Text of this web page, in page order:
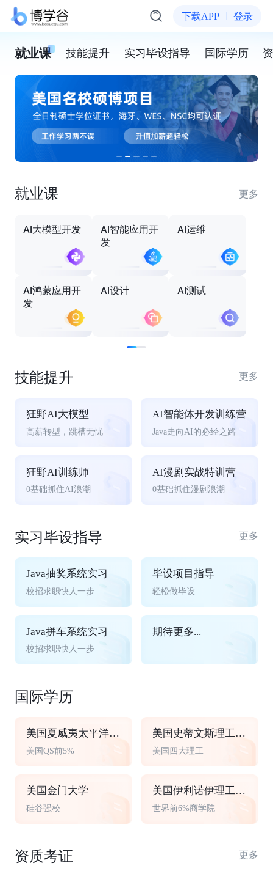
下载APP 登录
就业课 技能提升 实习毕设指导 国际学历
就业课 更多
AI大模型开发
AI智能应用开
发
AI运维
AI鸿蒙应用开
发
AI设计 AI测试
技能提升 更多
狂野AI大模型
高薪转型，跳槽无忧
AI智能体开发训练营
Java走向AI的必经之路
狂野AI训练师
0基础抓住AI浪潮
AI漫剧实战特训营
0基础抓住漫剧浪潮
实习毕设指导 更多
Java抽奖系统实习
校招求职快人一步
毕设项目指导
轻松做毕设
Java拼车系统实习
校招求职快人一步
期待更多...
国际学历
美国夏威夷太平洋大学
美国QS前5%
美国史蒂文斯理工学院
美国四大理工
美国金门大学
硅谷强校
美国伊利诺伊理工大学
世界前6%商学院
资质考证 更多